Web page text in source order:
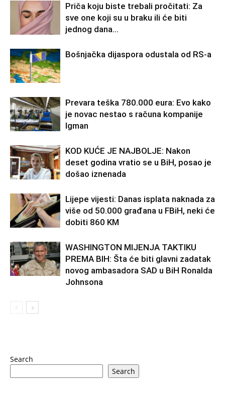
Priča koju biste trebali pročitati: Za
sve one koji su u braku ili će biti
jednog dana…
Bošnjačka dijaspora odustala od RS-a
Prevara teška 780.000 eura: Evo kako
je novac nestao s računa kompanije
Igman
KOD KUĆE JE NAJBOLJE: Nakon
deset godina vratio se u BiH, posao je
došao iznenada
Lijepe vijesti: Danas isplata naknada za
više od 50.000 građana u FBiH, neki će
dobiti 860 KM
WASHINGTON MIJENJA TAKTIKU
PREMA BIH: Šta će biti glavni zadatak
novog ambasadora SAD u BiH Ronalda
Johnsona
Search
Search